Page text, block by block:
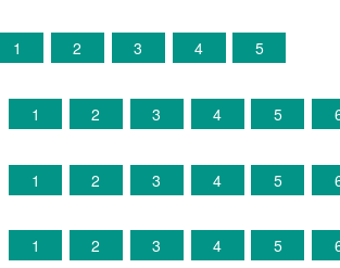
1 2 3 4 5
1 2 3 4 5
1 2 3 4 5
1 2 3 4 5